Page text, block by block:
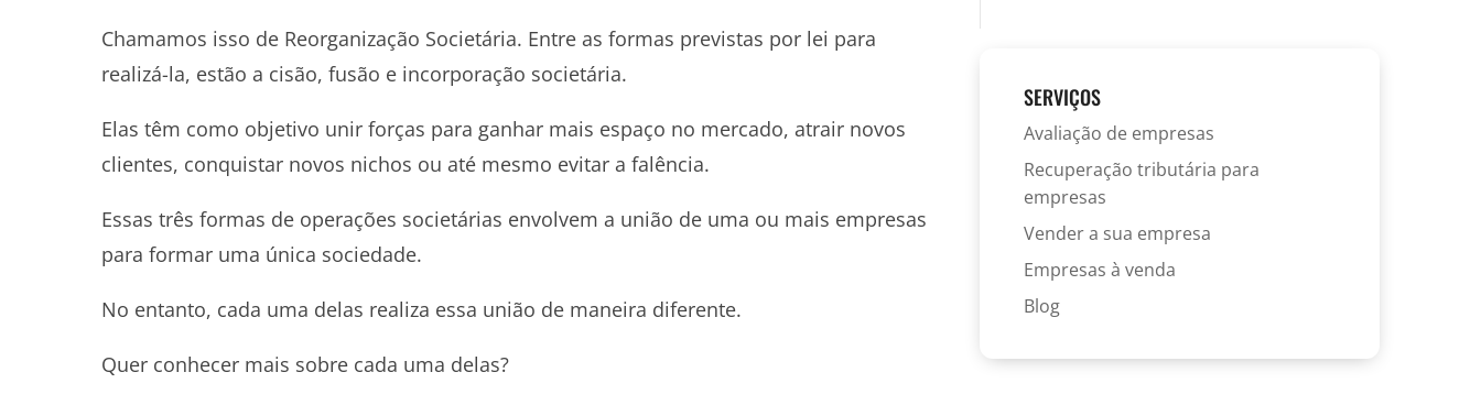
Chamamos isso de Reorganização Societária. Entre as formas previstas por lei para
realizá-la, estão a cisão, fusão e incorporação societária.
Elas têm como objetivo unir forças para ganhar mais espaço no mercado, atrair novos
clientes, conquistar novos nichos ou até mesmo evitar a falência.
Essas três formas de operações societárias envolvem a união de uma ou mais empresas
para formar uma única sociedade.
No entanto, cada uma delas realiza essa união de maneira diferente.
Quer conhecer mais sobre cada uma delas?
SERVIÇOS
Avaliação de empresas
Recuperação tributária para
empresas
Vender a sua empresa
Empresas à venda
Blog